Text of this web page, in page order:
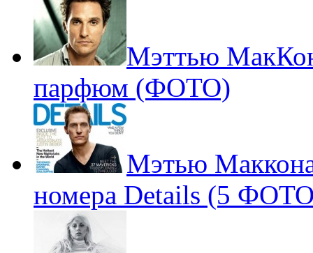
Мэттью
парфюм (ФОТО)
Мэтью
номера Details (5